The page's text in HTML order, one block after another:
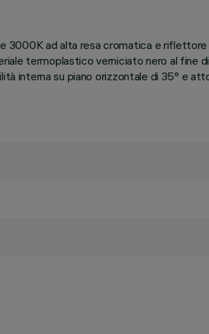
3000K ad alta resa cromatica e
termoplastico verniciato nero al fine
interna su piano orizzontale di 35° e